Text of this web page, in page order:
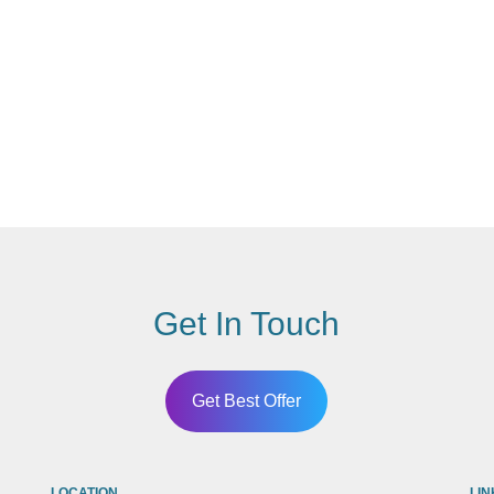
Get In Touch
Get Best Offer